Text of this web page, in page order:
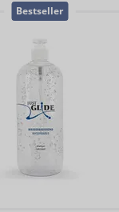
Bestseller